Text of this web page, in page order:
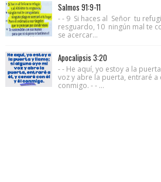
Salmos 91:9-11
- - 9 Si haces al Señor tu
resguardo, 10 ningún mal te
se acercar...
Apocalipsis 3:20
- - He aquí, yo estoy a la
voz y abre la puerta, entraré a
conmigo. - - ...